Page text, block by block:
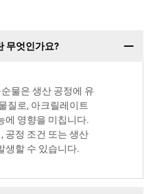
무엇인가요?
물은 생산 공정에 유
질로, 아크릴레이트
에 영향을 미칩니다.
공정 조건 또는 생산
생할 수 있습니다.